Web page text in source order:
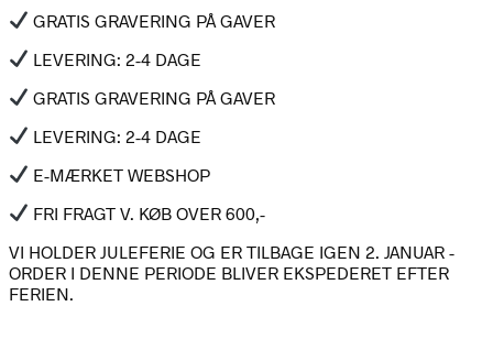
GRATIS GRAVERING PÅ GAVER
LEVERING: 2-4 DAGE
GRATIS GRAVERING PÅ GAVER
LEVERING: 2-4 DAGE
E-MÆRKET WEBSHOP
FRI FRAGT V. KØB OVER 600,-
VI HOLDER JULEFERIE OG ER TILBAGE IGEN 2. JANUAR -
ORDER I DENNE PERIODE BLIVER EKSPEDERET EFTER
FERIEN.